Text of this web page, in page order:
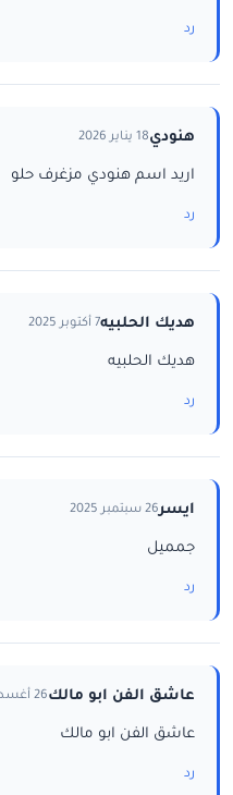
رد
هنودي18 يناير 2026
اريد اسم هنودي مزغرف حلو
رد
هديك الحلبيه7 أكتوبر 2025
هديك الحلبيه
رد
ايسر26 سبتمبر 2025
جمميل
رد
عاشق الفن ابو مالك26 أغسطس 2025
عاشق الفن ابو مالك
رد